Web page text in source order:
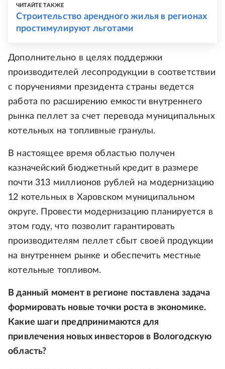
ЧИТАЙТЕ ТАКЖЕ
Строительство арендного жилья в регионах
простимулируют льготами
Дополнительно в целях поддержки
производителей лесопродукции в соответствии
с поручениями президента страны ведется
работа по расширению емкости внутреннего
рынка пеллет за счет перевода муниципальных
котельных на топливные гранулы.
В настоящее время областью получен
казначейский бюджетный кредит в размере
почти 313 миллионов рублей на модернизацию
12 котельных в Харовском муниципальном
округе. Провести модернизацию планируется в
этом году, что позволит гарантировать
производителям пеллет сбыт своей продукции
на внутреннем рынке и обеспечить местные
котельные топливом.
В данный момент в регионе поставлена задача
формировать новые точки роста в экономике.
Какие шаги предпринимаются для
привлечения новых инвесторов в Вологодскую
область?